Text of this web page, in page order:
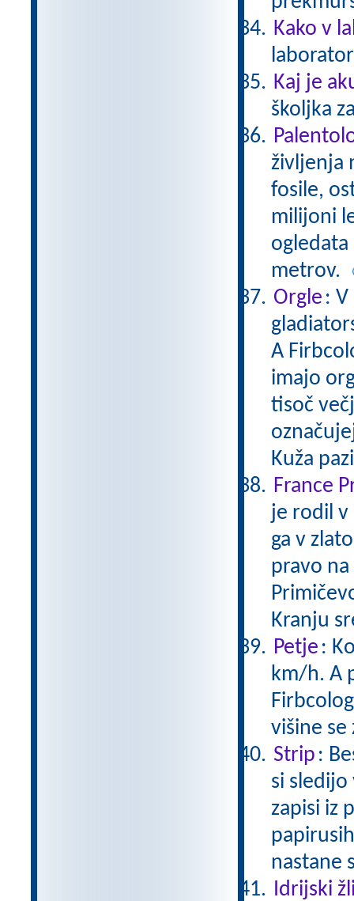
Kako v
Kaj je
školjka
življenja
fosile,
milijoni
metrov.
Orgle :
A
imajo
tisoč
Kuža
France
je rodil v
ga v
pravo
Kranju
Petje :
km/h. A
višine
Strip :
si
zapisi iz
Idrijski